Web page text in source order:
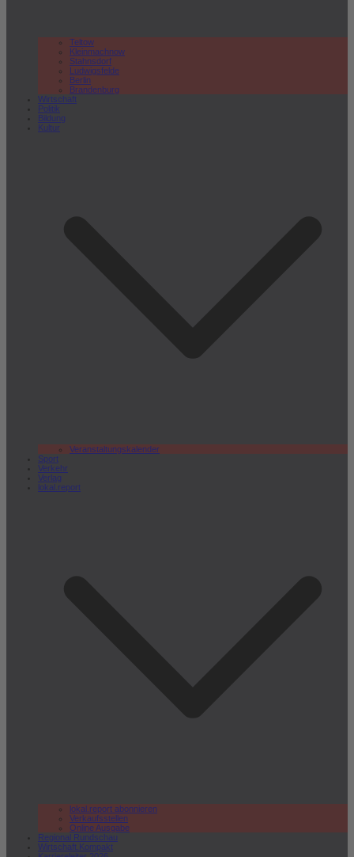
Teltow
Kleinmachnow
Stahnsdorf
Ludwigsfelde
Berlin
Brandenburg
Wirtschaft
Politik
Bildung
Kultur
Veranstaltungskalender
Sport
Verkehr
Verlag
lokal.report
lokal.report abonnieren
Verkaufsstellen
Online Ausgabe
Regional Rundschau
Wirtschaft.Kompakt